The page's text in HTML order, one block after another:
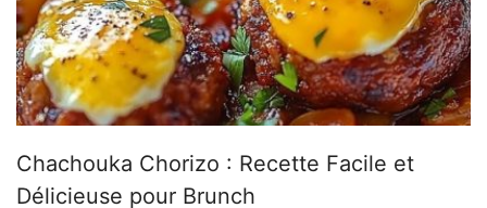
Chachouka Chorizo : Recette Facile et
Délicieuse pour Brunch